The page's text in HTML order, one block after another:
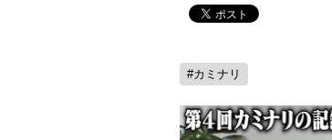
#カミナリ